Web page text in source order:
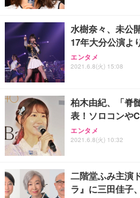
水樹奈々、未公
17年大分公演よ
エンタメ
2021.6.8(火) 15:08
柏木由紀、「脊
表！ソロコンや
エンタメ
2021.6.8(火) 10:32
二階堂ふみ主演
ラ』に三田佳子